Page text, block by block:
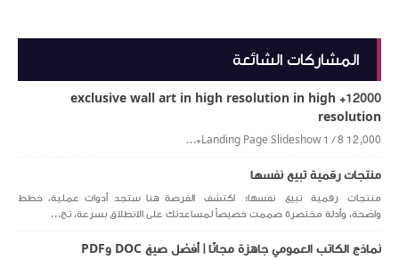
المشاركات الشائعة
12000+ exclusive wall art in high resolution in high
resolution
Landing Page Slideshow 1 / 8 12,000+...
منتجات رقمية تبيع نفسها
منتجات رقمية تبيع نفسها: اكتشف الفرصة هنا ستجد أدوات عملية، خطط
واضحة، وأدلة مختصرة صممت خصيصاً لمساعدتك على الانطلاق بسرعة، تج...
نماذج الكاتب العمومي جاهزة مجانًا | أفضل صيغ DOC وPDF